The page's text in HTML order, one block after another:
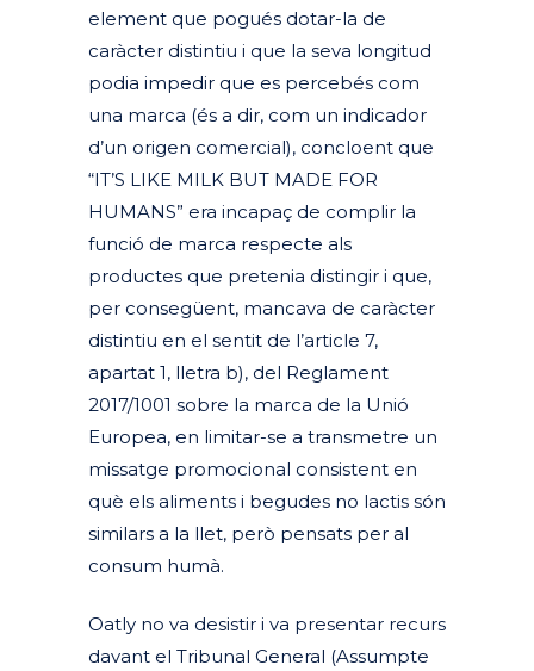
element que pogués dotar-la de
caràcter distintiu i que la seva longitud
podia impedir que es percebés com
una marca (és a dir, com un indicador
d’un origen comercial), concloent que
“IT’S LIKE MILK BUT MADE FOR
HUMANS” era incapaç de complir la
funció de marca respecte als
productes que pretenia distingir i que,
per consegüent, mancava de caràcter
distintiu en el sentit de l’article 7,
apartat 1, lletra b), del Reglament
2017/1001 sobre la marca de la Unió
Europea, en limitar-se a transmetre un
missatge promocional consistent en
què els aliments i begudes no lactis són
similars a la llet, però pensats per al
consum humà.
Oatly no va desistir i va presentar recurs
davant el Tribunal General (Assumpte